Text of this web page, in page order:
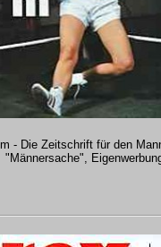
m - Die Zeitschrift für den
"Männersache",